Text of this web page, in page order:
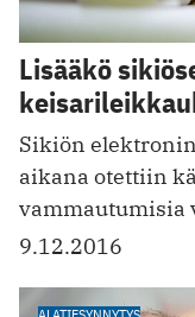
Lisääkö
Sikiön
aikana otettiin
vammautumisia
9.12.2016